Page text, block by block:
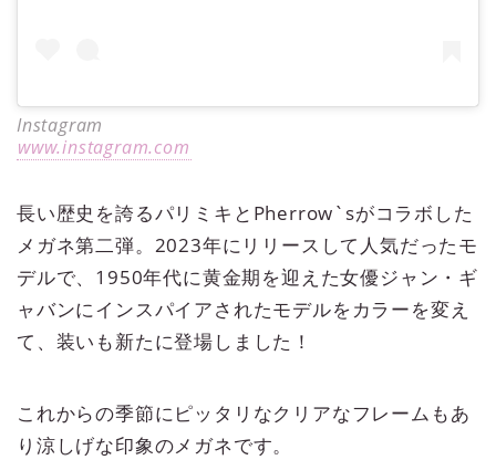
Instagram
www.instagram.com
長い歴史を誇るパリミキとPherrow`sがコラボした
メガネ第二弾。2023年にリリースして人気だったモ
デルで、1950年代に黄金期を迎えた女優ジャン・ギ
ャバンにインスパイアされたモデルをカラーを変え
て、装いも新たに登場しました！
これからの季節にピッタリなクリアなフレームもあ
り涼しげな印象のメガネです。